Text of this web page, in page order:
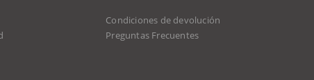
Condiciones de devolución
Preguntas Frecuentes